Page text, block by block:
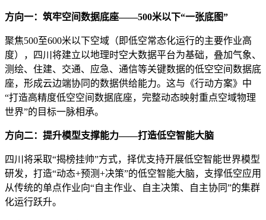
方向一：筑牢空间数据底座——500米以下“一张底图”
聚焦500至600米以下空域（即低空常态化运行的主要作业高
度），四川将建立以地理时空大数据平台为基础，叠加气象、
测绘、住建、交通、应急、通信等关键数据的低空空间数据底
座，形成云边端协同的数据供给能力。这与《行动方案》中
“打造高精度低空空间数据底座，完整动态映射重点空域物理
世界”的目标一脉相承。
方向二：提升模型支撑能力——打造低空智能大脑
四川将采取“揭榜挂帅”方式，择优支持开展低空智能世界模型
研发，打造“动态+预测+决策”的低空智能大脑，支撑低空应用
从传统的单点作业向“自主作业、自主决策、自主协同”的集群
化运行跃升。